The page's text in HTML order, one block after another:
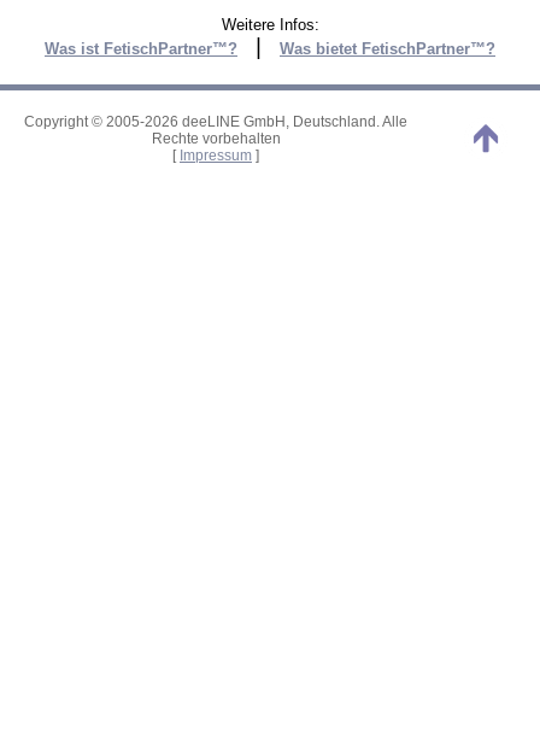
Weitere Infos:
Was ist FetischPartner™?
Was bietet FetischPartner™?
Copyright © 2005-2026 deeLINE GmbH, Deutschland. Alle
Rechte vorbehalten
[ Impressum ]